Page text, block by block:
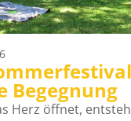
Begegnung
Herz öffnet,